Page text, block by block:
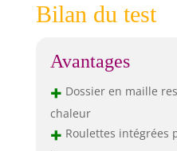
Bilan du test
Avantages
+ Dossier en maille
chaleur
+ Roulettes intégrées